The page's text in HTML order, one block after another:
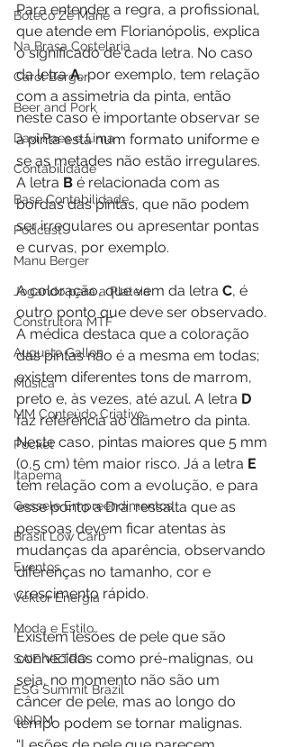
Boteco Zé Mané
Na Brasa Costelaria
Carol Berger
Beer and Pork
Davi Paes e Lima
Contabilidade
Base Contabilidade
Podcast
Manu Berger
Jogando para a Plateia
Construtora MTF
Augusto Gallon
Música
MM Conteúdo Criativo
Pocket
Itapema
Gessele Empreendimentos
Brasil Low Carb
Eventos
Vektor Energia
Moda e Estilo
SAIE VETRO
ESG Summit Brazil
ONDM
Para entender a regra, a profissional,
que atende em Florianópolis, explica
o significado de cada letra. No caso
da letra A, por exemplo, tem relação
com a assimetria da pinta, então
neste caso é importante observar se
a pinta está num formato uniforme e
se as metades não estão irregulares.
A letra B é relacionada com as
bordas das pintas, que não podem
ser irregulares ou apresentar pontas
e curvas, por exemplo.
A coloração, que vem da letra C, é
outro ponto que deve ser observado.
A médica destaca que a coloração
das pintas não é a mesma em todas;
existem diferentes tons de marrom,
preto e, às vezes, até azul. A letra D
faz referência ao diâmetro da pinta.
Neste caso, pintas maiores que 5 mm
(0,5 cm) têm maior risco. Já a letra E
tem relação com a evolução, e para
esse ponto a Dra. ressalta que as
pessoas devem ficar atentas às
mudanças da aparência, observando
diferenças no tamanho, cor e
crescimento rápido.
Existem lesões de pele que são
conhecidas como pré-malignas, ou
seja, no momento não são um
câncer de pele, mas ao longo do
tempo podem se tornar malignas.